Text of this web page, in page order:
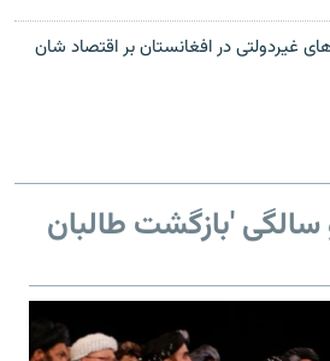
غیردولتی در افغانستان بر اقتصاد ‌شان
'بازگشت طالبان